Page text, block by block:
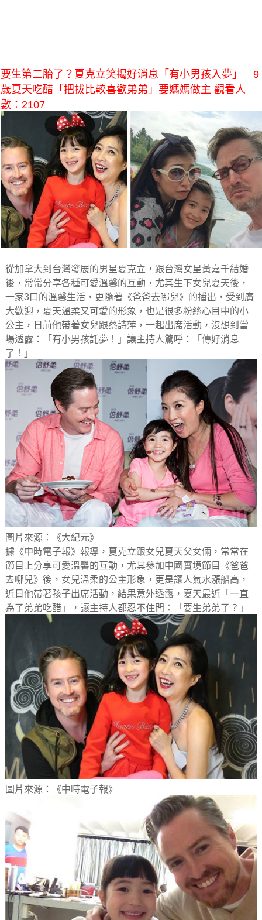
要生第二胎了？夏克立笑揭好消息「有小男孩入夢」 9
歲夏天吃醋「把拔比較喜歡弟弟」要媽媽做主 觀看人
數：2107
從加拿大到台灣發展的男星夏克立，跟台灣女星黃嘉千結婚
後，常常分享各種可愛溫馨的互動，尤其生下女兒夏天後，
一家3口的溫馨生活，更隨著《爸爸去哪兒》的播出，受到廣
大歡迎，夏天溫柔又可愛的形象，也是很多粉絲心目中的小
公主，日前他帶著女兒跟蔡詩萍，一起出席活動，沒想到當
場透露：「有小男孩託夢！」讓主持人驚呼：「傳好消息
了！」
圖片來源：《大紀元》
據《中時電子報》報導，夏克立跟女兒夏天父女倆，常常在
節目上分享可愛溫馨的互動，尤其參加中國實境節目《爸爸
去哪兒》後，女兒溫柔的公主形象，更是讓人氣水漲船高，
近日他帶著孩子出席活動，結果意外透露，夏天最近「一直
為了弟弟吃醋」，讓主持人都忍不住問：「要生弟弟了？」
圖片來源：《中時電子報》